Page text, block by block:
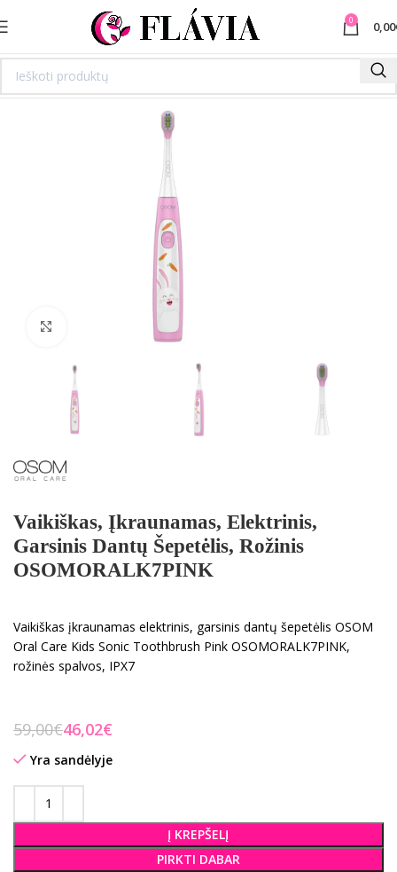
0 0,00
Spustelėkite norėdami padidinti
Vaikiškas, Įkraunamas, Elektrinis,
Garsinis Dantų Šepetėlis, Rožinis
OSOMORALK7PINK
Vaikiškas įkraunamas elektrinis, garsinis dantų šepetėlis OSOM
Oral Care Kids Sonic Toothbrush Pink OSOMORALK7PINK,
rožinės spalvos, IPX7
59,00€46,02€
Yra sandėlyje
Į KREPŠELĮ
PIRKTI DABAR